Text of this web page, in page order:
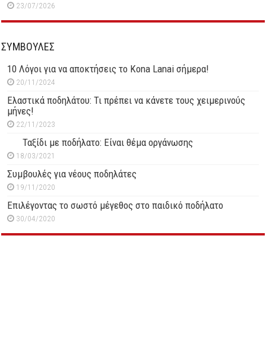
23/07/2026
ΣΥΜΒΟΥΛΕΣ
10 Λόγοι για να αποκτήσεις το Kona Lanai σήμερα!
20/11/2024
Ελαστικά ποδηλάτου: Τι πρέπει να κάνετε τους χειμερινούς
μήνες!
22/11/2023
Ταξίδι με ποδήλατο: Είναι θέμα οργάνωσης
18/03/2021
Συμβουλές για νέους ποδηλάτες
19/11/2020
Επιλέγοντας το σωστό μέγεθος στο παιδικό ποδήλατο
30/04/2020